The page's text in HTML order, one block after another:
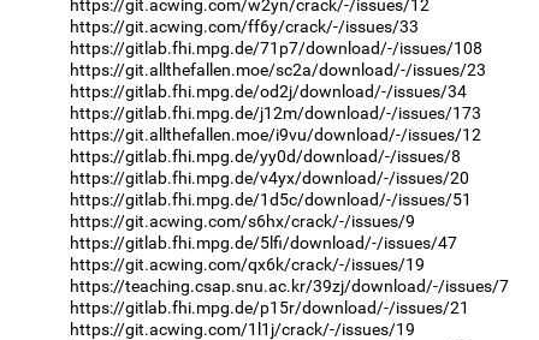
https://git.acwing.com/w2yn/crack/-/issues/12
https://git.acwing.com/ff6y/crack/-/issues/33
https://gitlab.fhi.mpg.de/71p7/download/-/issues/108
https://git.allthefallen.moe/sc2a/download/-/issues/23
https://gitlab.fhi.mpg.de/od2j/download/-/issues/34
https://gitlab.fhi.mpg.de/j12m/download/-/issues/173
https://git.allthefallen.moe/i9vu/download/-/issues/12
https://gitlab.fhi.mpg.de/yy0d/download/-/issues/8
https://gitlab.fhi.mpg.de/v4yx/download/-/issues/20
https://gitlab.fhi.mpg.de/1d5c/download/-/issues/51
https://git.acwing.com/s6hx/crack/-/issues/9
https://gitlab.fhi.mpg.de/5lfi/download/-/issues/47
https://git.acwing.com/qx6k/crack/-/issues/19
https://teaching.csap.snu.ac.kr/39zj/download/-/issues/7
https://gitlab.fhi.mpg.de/p15r/download/-/issues/21
https://git.acwing.com/1l1j/crack/-/issues/19